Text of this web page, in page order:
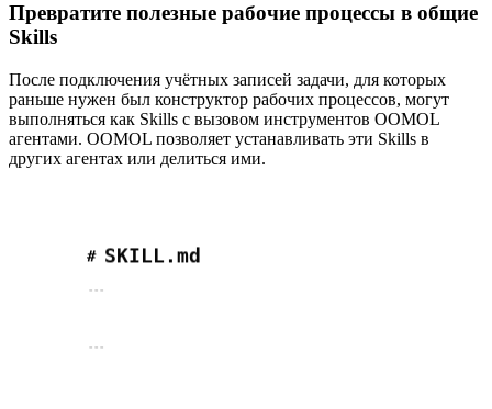
Превратите полезные рабочие процессы в общие
Skills
После подключения учётных записей задачи, для которых
раньше нужен был конструктор рабочих процессов, могут
выполняться как Skills с вызовом инструментов OOMOL
агентами. OOMOL позволяет устанавливать эти Skills в
других агентах или делиться ими.
# SKILL.md
---
---